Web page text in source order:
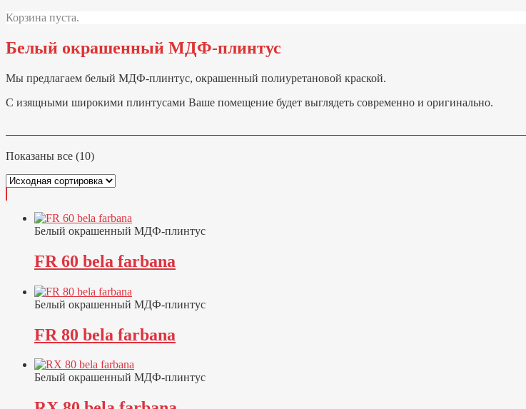
Корзина пуста.
Белый окрашенный МДФ-плинтус
Мы предлагаем белый МДФ-плинтус, окрашенный полиуретановой краской.
С изящными широкими плинтусами Ваше помещение будет выглядеть современно и оригинально.
Показаны все (10)
Белый окрашенный МДФ-плинтус
FR 60 bela farbana
Белый окрашенный МДФ-плинтус
FR 80 bela farbana
Белый окрашенный МДФ-плинтус